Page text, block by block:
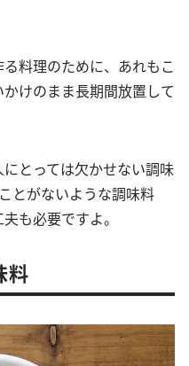
料理のために、あれもこ
けのまま長期間放置して
とっては欠かせない調味
とがないような調味料
も必要ですよ。
料